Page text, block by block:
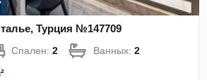
Турция №147709
Спален:2 Ванных:2